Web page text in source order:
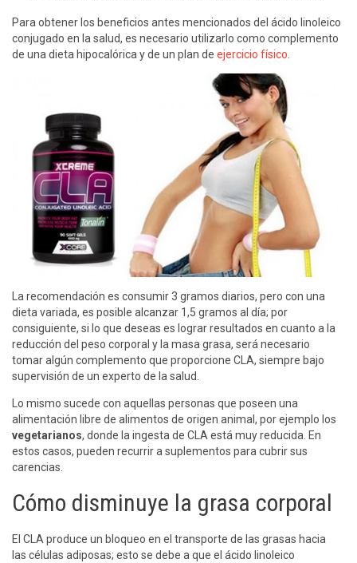
Para obtener los beneficios antes mencionados del ácido linoleico
conjugado en la salud, es necesario utilizarlo como complemento
de una dieta hipocalórica y de un plan de ejercicio físico
La recomendación es consumir 3 gramos diarios, pero con una
dieta variada, es posible alcanzar 1,5 gramos al día; por
consiguiente, si lo que deseas es lograr resultados en cuanto a la
reducción del peso corporal y la masa grasa, será necesario
tomar algún complemento que proporcione CLA, siempre bajo
supervisión de un experto de la salud.
Lo mismo sucede con aquellas personas que poseen una
alimentación libre de alimentos de origen animal, por ejemplo los
vegetarianos, donde la ingesta de CLA está muy reducida. En
estos casos, pueden recurrir a suplementos para cubrir sus
carencias.
Cómo disminuye la grasa corporal
El CLA produce un bloqueo en el transporte de las grasas hacia
las células adiposas; esto se debe a que el ácido linoleico